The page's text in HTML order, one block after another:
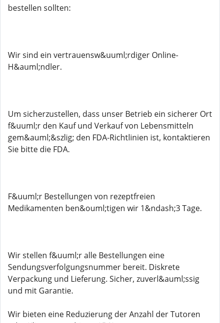
bestellen sollten:
Wir sind ein vertrauensw&uuml;rdiger Online-
H&auml;ndler.
Um sicherzustellen, dass unser Betrieb ein sicherer Ort
f&uuml;r den Kauf und Verkauf von Lebensmitteln
gem&auml;&szlig; den FDA-Richtlinien ist, kontaktieren
Sie bitte die FDA.
F&uuml;r Bestellungen von rezeptfreien
Medikamenten ben&ouml;tigen wir 1&ndash;3 Tage.
Wir stellen f&uuml;r alle Bestellungen eine
Sendungsverfolgungsnummer bereit. Diskrete
Verpackung und Lieferung. Sicher, zuverl&auml;ssig
und mit Garantie.
Wir bieten eine Reduzierung der Anzahl der Tutoren